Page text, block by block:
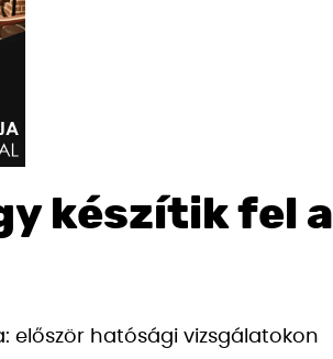
készítik fel a
először hatósági vizsgálatokon